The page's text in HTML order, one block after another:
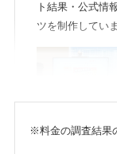
ト結果・公式情
ツを制作していま
※料金の調査結果